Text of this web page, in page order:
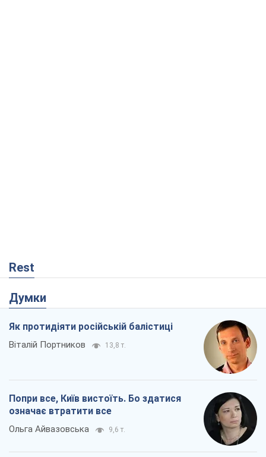
Rest
Думки
Як протидіяти російській балістиці
Віталій Портников 13,8 т.
Попри все, Київ вистоїть. Бо здатися
означає втратити все
Ольга Айвазовська 9,6 т.